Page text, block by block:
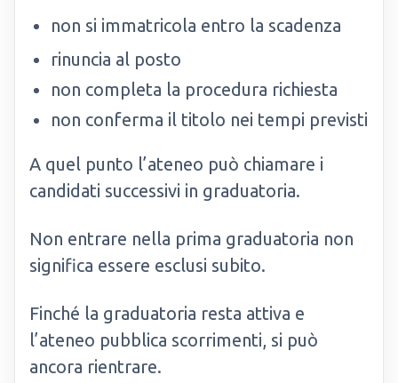
non si immatricola entro la scadenza
rinuncia al posto
non completa la procedura richiesta
non conferma il titolo nei tempi previsti
A quel punto l’ateneo può chiamare i
candidati successivi in graduatoria.
Non entrare nella prima graduatoria non
significa essere esclusi subito.
Finché la graduatoria resta attiva e
l’ateneo pubblica scorrimenti, si può
ancora rientrare.